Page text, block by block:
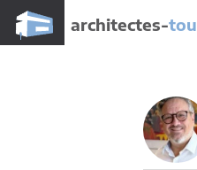
architectes-